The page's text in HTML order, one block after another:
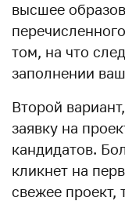
высшее
том, на что
заполнении
Второй
заявку на
кандидатов.
кликнет на
свежее проект,